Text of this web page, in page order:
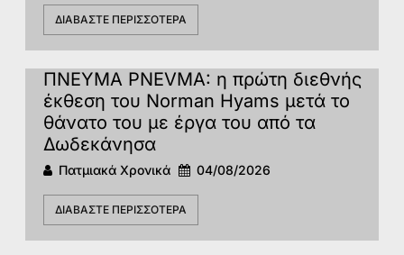
ΔΙΑΒΆΣΤΕ ΠΕΡΙΣΣΌΤΕΡΑ
ΠΝΕΥΜΑ PNEVMA: η πρώτη διεθνής
έκθεση του Norman Hyams μετά το
θάνατο του με έργα του από τα
Δωδεκάνησα
Πατμιακά Χρονικά 04/08/2026
ΔΙΑΒΆΣΤΕ ΠΕΡΙΣΣΌΤΕΡΑ